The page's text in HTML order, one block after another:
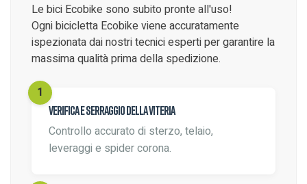
Le bici Ecobike sono subito pronte all'uso!
Ogni bicicletta Ecobike viene accuratamente
ispezionata dai nostri tecnici esperti per garantire la
massima qualità prima della spedizione.
Verifica e serraggio della viteria
Controllo accurato di sterzo, telaio,
leveraggi e spider corona.